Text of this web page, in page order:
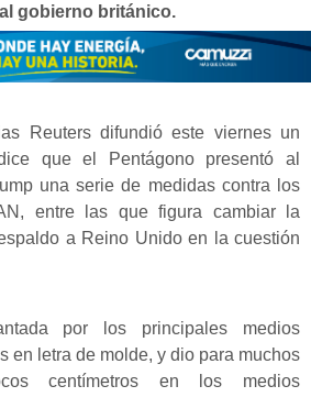
gobierno británico.
Reuters difundió este viernes un
que el Pentágono presentó al
una serie de medidas contra los
entre las que figura cambiar la
a Reino Unido en la cuestión
por los principales medios
en letra de molde, y dio para muchos
centímetros en los medios